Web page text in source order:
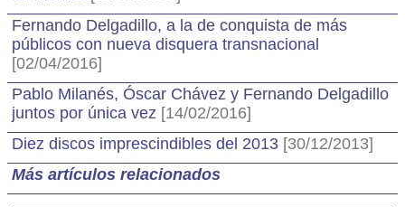
Fernando Delgadillo, a la de conquista de más
públicos con nueva disquera transnacional
[02/04/2016]
Pablo Milanés, Óscar Chávez y Fernando Delgadillo
juntos por única vez [14/02/2016]
Diez discos imprescindibles del 2013 [30/12/2013]
Más artículos relacionados